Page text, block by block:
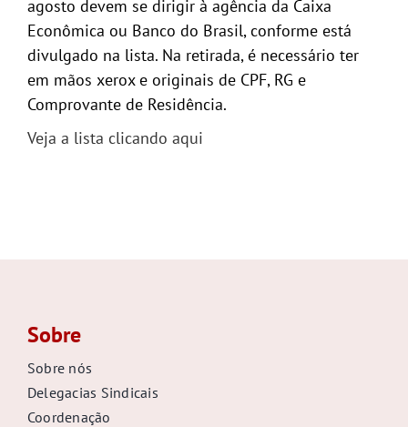
agosto devem se dirigir à agência da Caixa
Econômica ou Banco do Brasil, conforme está
divulgado na lista. Na retirada, é necessário ter
em mãos xerox e originais de CPF, RG e
Comprovante de Residência.
Veja a lista clicando aqui
Sobre
Sobre nós
Delegacias Sindicais
Coordenação